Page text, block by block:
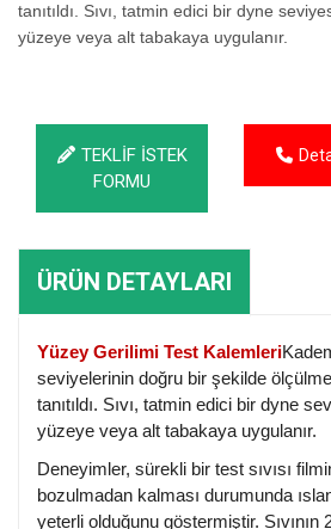
tanıtıldı. Sıvı, tatmin edici bir dyne
yüzeye veya alt tabakaya uygulanır.
TEKLİF İSTEK
FORMU
ÜRÜN DETAYLARI
Yüzey Gerilimi Test Kalemleri
seviyelerinin doğru bir şekilde
tanıtıldı. Sıvı, tatmin edici bir dyne
yüzeye veya alt tabakaya uygulanır.
Deneyimler, sürekli bir test sıvısı
bozulmadan kalması durumunda
yeterli olduğunu göstermiştir. Sıvının